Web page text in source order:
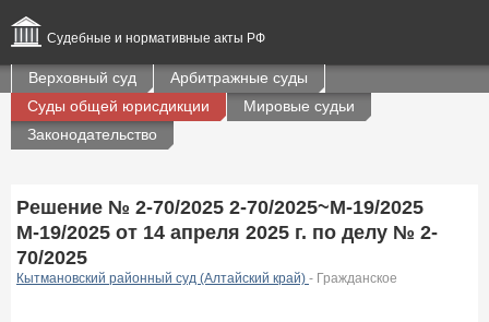
Судебные и нормативные акты РФ
Верховный суд
Арбитражные суды
Суды общей юрисдикции
Мировые судьи
Законодательство
Решение № 2-70/2025 2-70/2025~М-19/2025
М-19/2025 от 14 апреля 2025 г. по делу № 2-
70/2025
Кытмановский районный суд (Алтайский край) - Гражданское